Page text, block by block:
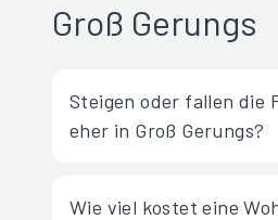
Groß Gerungs
Steigen oder fallen die
eher in Groß Gerungs?
Wie viel kostet eine